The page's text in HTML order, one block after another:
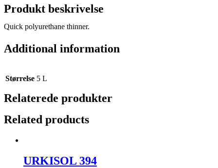
Produkt beskrivelse
Quick polyurethane thinner.
Additional information
Størrelse 5 L
Relaterede produkter
Related products
URKISOL 394